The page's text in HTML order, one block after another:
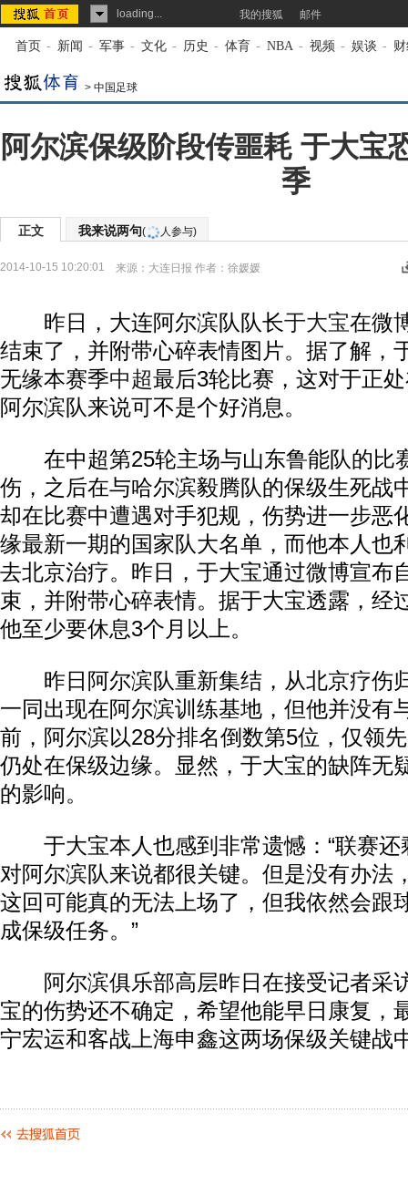
loading... 我的搜狐 邮件
首页 - 新闻 - 军事 - 文化 - 历史 - 体育 - NBA - 视频 - 娱谈 -
> 中国足球
阿尔滨保级阶段传噩耗 于大宝
季
正文 我来说两句( 人参与)
2014-10-15 10:20:01 来源： 大连日报 作者：徐媛媛
昨日，大连阿尔滨队队长于大宝在微
结束了，并附带心碎表情图片。据了解，
无缘本赛季中超最后3轮比赛，这对于正
阿尔滨队来说可不是个好消息。
在中超第25轮主场与山东鲁能队的比
伤，之后在与哈尔滨毅腾队的保级生死战
却在比赛中遭遇对手犯规，伤势进一步恶
缘最新一期的国家队大名单，而他本人也
去北京治疗。昨日，于大宝通过微博宣布
束，并附带心碎表情。据于大宝透露，经
他至少要休息3个月以上。
昨日阿尔滨队重新集结，从北京疗伤
一同出现在阿尔滨训练基地，但他并没有
前，阿尔滨以28分排名倒数第5位，仅领
仍处在保级边缘。显然，于大宝的缺阵无
的影响。
于大宝本人也感到非常遗憾：“联赛还
对阿尔滨队来说都很关键。但是没有办法
这回可能真的无法上场了，但我依然会跟
成保级任务。”
阿尔滨俱乐部高层昨日在接受记者采
宝的伤势还不确定，希望他能早日康复，
宁宏运和客战上海申鑫这两场保级关键战